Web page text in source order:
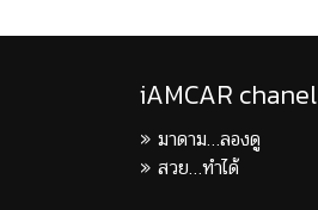
iAMCAR chanel
มาดาม…ลองดู
สวย…ทำได้